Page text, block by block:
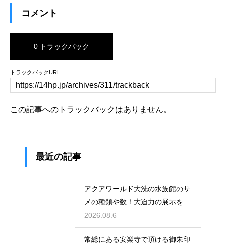
コメント
0 トラックバック
トラックバックURL
この記事へのトラックバックはありません。
最近の記事
アクアワールド大洗の水族館のサ
メの種類や数！大迫力の展示を徹
底解説
2026.08.6
常総にある安楽寺で頂ける御朱印